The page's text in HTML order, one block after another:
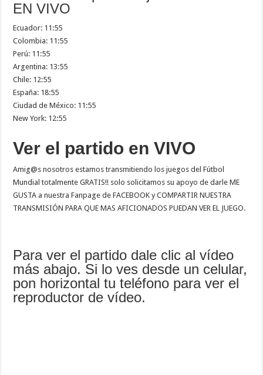
EN VIVO
Ecuador: 11:55
Colombia: 11:55
Perú: 11:55
Argentina: 13:55
Chile: 12:55
España: 18:55
Ciudad de México: 11:55
New York: 12:55
Ver el partido en VIVO
Amig@s nosotros estamos transmitiendo los juegos del Fútbol
Mundial totalmente GRATIS!! solo solicitamos su apoyo de darle ME
GUSTA a nuestra Fanpage de FACEBOOK y COMPARTIR NUESTRA
TRANSMISIÓN PARA QUE MAS AFICIONADOS PUEDAN VER EL JUEGO.
Para ver el partido dale clic al vídeo
más abajo. Si lo ves desde un celular,
pon horizontal tu teléfono para ver el
reproductor de vídeo.